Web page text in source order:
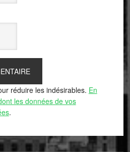
réduire les indésirables. En
les données de vos
.